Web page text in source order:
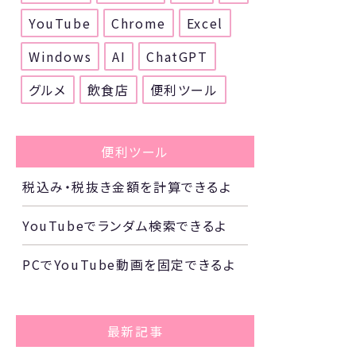
YouTube
Chrome
Excel
Windows
AI
ChatGPT
グルメ
飲食店 便利ツール
便利ツール
税込み・税抜き金額を計算できるよ
YouTubeでランダム検索できるよ
PCでYouTube動画を固定できるよ
最新記事